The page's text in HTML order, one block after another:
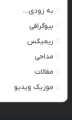
به زودی…
بیوگرافی
ریمیکس
مداحی
مقالات
موزیک ویدیو